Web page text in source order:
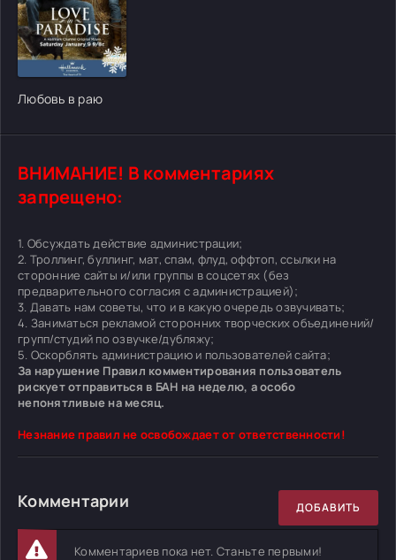
[/xfgiven_cvh_poster_urlcvh_poster_url]
Любовь в раю
ВНИМАНИЕ! В комментариях
запрещено:
1. Обсуждать действие администрации;
2. Троллинг, буллинг, мат, спам, флуд, оффтоп, ссылки на
сторонние сайты и/или группы в соцсетях (без
предварительного согласия с администрацией);
3. Давать нам советы, что и в какую очередь озвучивать;
4. Заниматься рекламой сторонних творческих объединений/
групп/студий по озвучке/дубляжу;
5. Оскорблять администрацию и пользователей сайта;
За нарушение Правил комментирования пользователь
рискует отправиться в БАН на неделю, а особо
непонятливые на месяц.
Незнание правил не освобождает от ответственности!
Комментарии ДОБАВИТЬ
Комментариев пока нет. Станьте первыми!